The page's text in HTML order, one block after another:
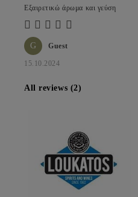
G Guest
15.10.2024
Εξαιρετικώ άρωμα και γεύση
All reviews (2)